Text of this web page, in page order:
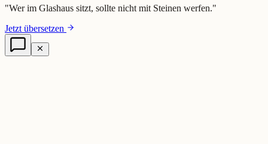
"Wer im Glashaus sitzt, sollte nicht mit Steinen werfen."
Jetzt übersetzen